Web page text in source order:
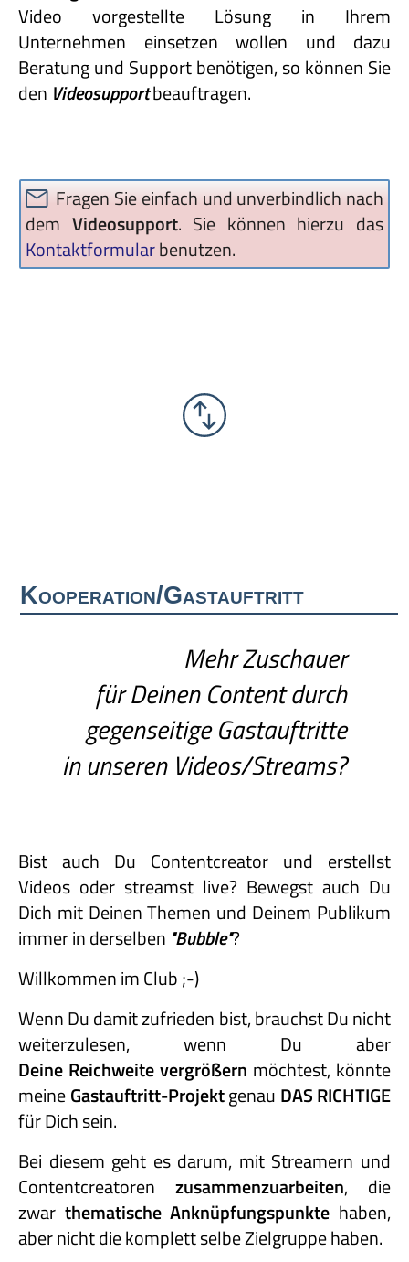
Video vorgestellte Lösung in Ihrem
Unternehmen einsetzen wollen und dazu
Beratung und Support benötigen, so können Sie
den Videosupportbeauftragen.
Fragen Sie einfach und unverbindlich nach
dem Videosupport. Sie können hierzu das
Kontaktformularbenutzen.
Kooperation/Gastauftritt
Mehr Zuschauer
für Deinen Content durch
gegenseitige Gastauftritte
in unseren Videos/Streams?
Bist auch Du Contentcreator und erstellst
Videos oder streamst live? Bewegst auch Du
Dich mit Deinen Themen und Deinem Publikum
immer in derselben "Bubble"?
Willkommen im Club ;-)
Wenn Du damit zufrieden bist, brauchst Du nicht
weiterzulesen, wenn Du aber
Deine Reichweite vergrößern möchtest, könnte
meineGastauftritt-Projektgenau DAS RICHTIGE
für Dich sein.
Bei diesem geht es darum, mit Streamern und
Contentcreatoren zusammenzuarbeiten, die
zwar thematische Anknüpfungspunkte haben,
aber nicht die komplett selbe Zielgruppe haben.